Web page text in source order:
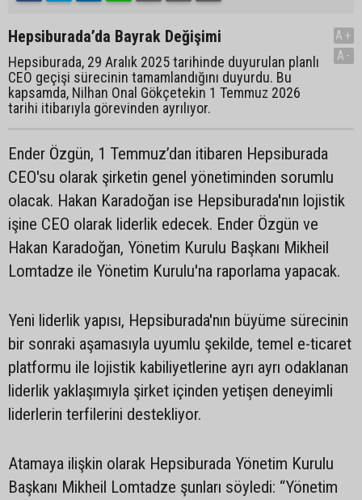
Hepsiburada’da Bayrak Değişimi
Hepsiburada, 29 Aralık 2025 tarihinde duyurulan planlı
CEO geçişi sürecinin tamamlandığını duyurdu. Bu
kapsamda, Nilhan Onal Gökçetekin 1 Temmuz 2026
tarihi itibarıyla görevinden ayrılıyor.
A+
A-
Ender Özgün, 1 Temmuz’dan itibaren Hepsiburada
CEO'su olarak şirketin genel yönetiminden sorumlu
olacak. Hakan Karadoğan ise Hepsiburada'nın lojistik
işine CEO olarak liderlik edecek. Ender Özgün ve
Hakan Karadoğan, Yönetim Kurulu Başkanı Mikheil
Lomtadze ile Yönetim Kurulu'na raporlama yapacak.
Yeni liderlik yapısı, Hepsiburada'nın büyüme sürecinin
bir sonraki aşamasıyla uyumlu şekilde, temel e-ticaret
platformu ile lojistik kabiliyetlerine ayrı ayrı odaklanan
liderlik yaklaşımıyla şirket içinden yetişen deneyimli
liderlerin terfilerini destekliyor.
Atamaya ilişkin olarak Hepsiburada Yönetim Kurulu
Başkanı Mikheil Lomtadze şunları söyledi: “Yönetim